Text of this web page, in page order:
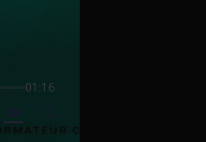
01:16
video
SubtitlesFullscreen